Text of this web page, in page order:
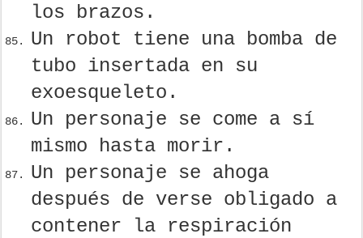
los brazos.
Un robot tiene una bomba de
tubo insertada en su
exoesqueleto.
Un personaje se come a sí
mismo hasta morir.
Un personaje se ahoga
después de verse obligado a
contener la respiración